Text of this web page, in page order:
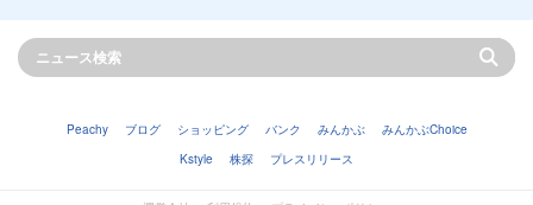
Peachy ブログ ショッピング バンク みんかぶ
みんかぶChoice
Kstyle
株探 プレスリリース